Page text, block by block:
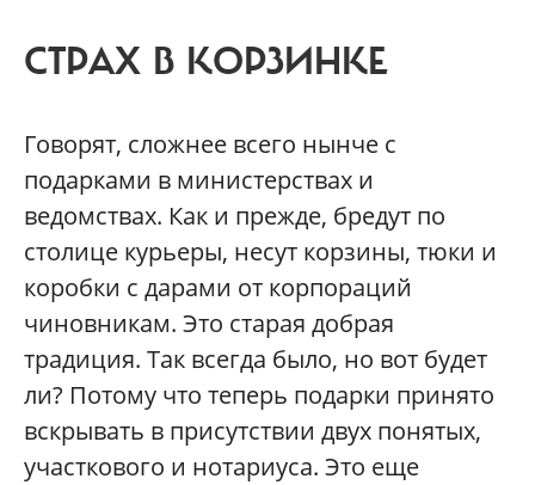
СТРАХ В КОРЗИНКЕ
Говорят, сложнее всего нынче с
подарками в министерствах и
ведомствах. Как и прежде, бредут по
столице курьеры, несут корзины, тюки и
коробки с дарами от корпораций
чиновникам. Это старая добрая
традиция. Так всегда было, но вот будет
ли? Потому что теперь подарки принято
вскрывать в присутствии двух понятых,
участкового и нотариуса. Это еще